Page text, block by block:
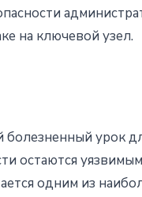
на ключевой узел.
урок
остаются
одним из